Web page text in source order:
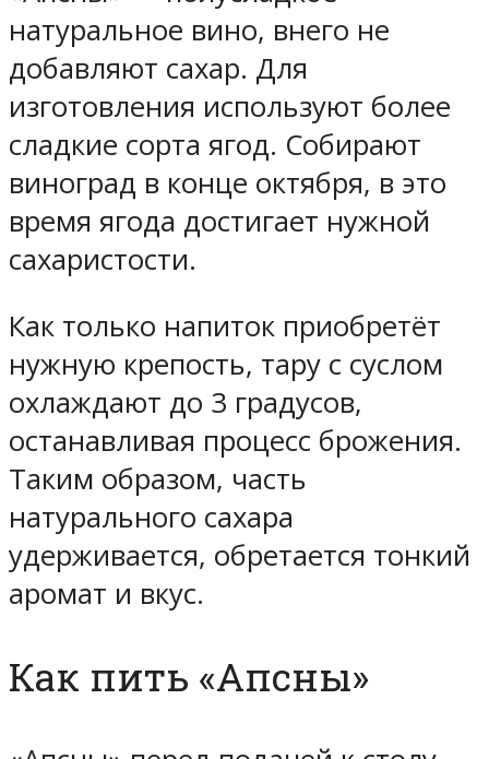
натуральное вино, внего не
добавляют сахар. Для
изготовления используют более
сладкие сорта ягод. Собирают
виноград в конце октября, в это
время ягода достигает нужной
сахаристости.
Как только напиток приобретёт
нужную крепость, тару с суслом
охлаждают до 3 градусов,
останавливая процесс брожения.
Таким образом, часть
натурального сахара
удерживается, обретается тонкий
аромат и вкус.
Как пить «Апсны»